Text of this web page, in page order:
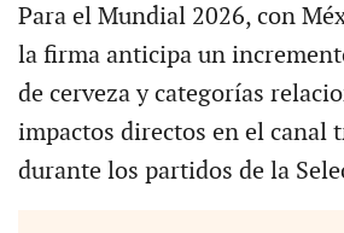
Para el Mundial 2026, con
la firma anticipa un
de cerveza y categorías
impactos directos en el canal
durante los partidos de la